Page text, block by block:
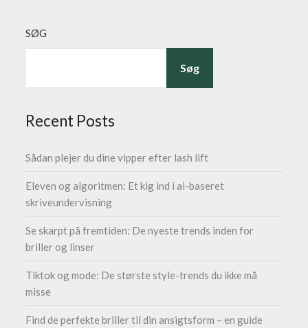
SØG
Søg
Recent Posts
Sådan plejer du dine vipper efter lash lift
Eleven og algoritmen: Et kig ind i ai-baseret
skriveundervisning
Se skarpt på fremtiden: De nyeste trends inden for
briller og linser
Tiktok og mode: De største style-trends du ikke må
misse
Find de perfekte briller til din ansigtsform – en guide